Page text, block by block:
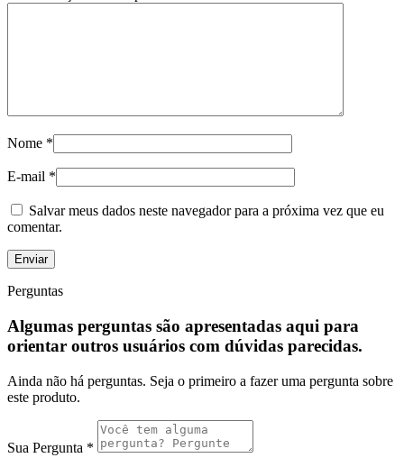
Nome *
E-mail *
Salvar meus dados neste navegador para a próxima vez que eu
comentar.
Perguntas
Algumas perguntas são apresentadas aqui para
orientar outros usuários com dúvidas parecidas.
Ainda não há perguntas. Seja o primeiro a fazer uma pergunta sobre
este produto.
Sua Pergunta *